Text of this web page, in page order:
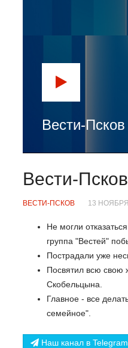
Вести-
Вести-
ВЕСТИ-ПСКОВ 13 НОЯБРЯ
Не могли
группа "Вестей"
Пострадали уже
Посвятил всю свою
Скобельцына.
Главное - все
семейное".
Наш канал в Telegram